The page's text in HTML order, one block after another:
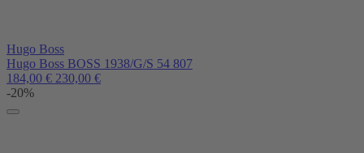
Hugo Boss
Hugo Boss BOSS 1938/G/S 54 807
184,00 € 230,00 €
-20%